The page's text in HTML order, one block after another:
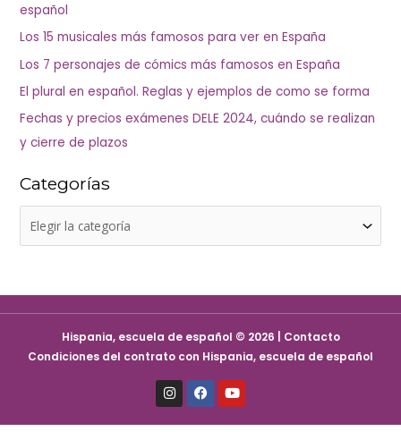
o
r
:
español
Los 15 musicales más famosos para ver en España
Los 7 personajes de cómics más famosos en España
El plural en español. Reglas y ejemplos de como se forma
Fechas y precios exámenes DELE 2024, cuándo se realizan
y cierre de plazos
Categorías
o
r
í
a
Hispania, escuela de español © 2026 | Contacto
Condiciones del contrato con Hispania, escuela de español
I
n
s
t
F
a
c
e
Y
o
u
t